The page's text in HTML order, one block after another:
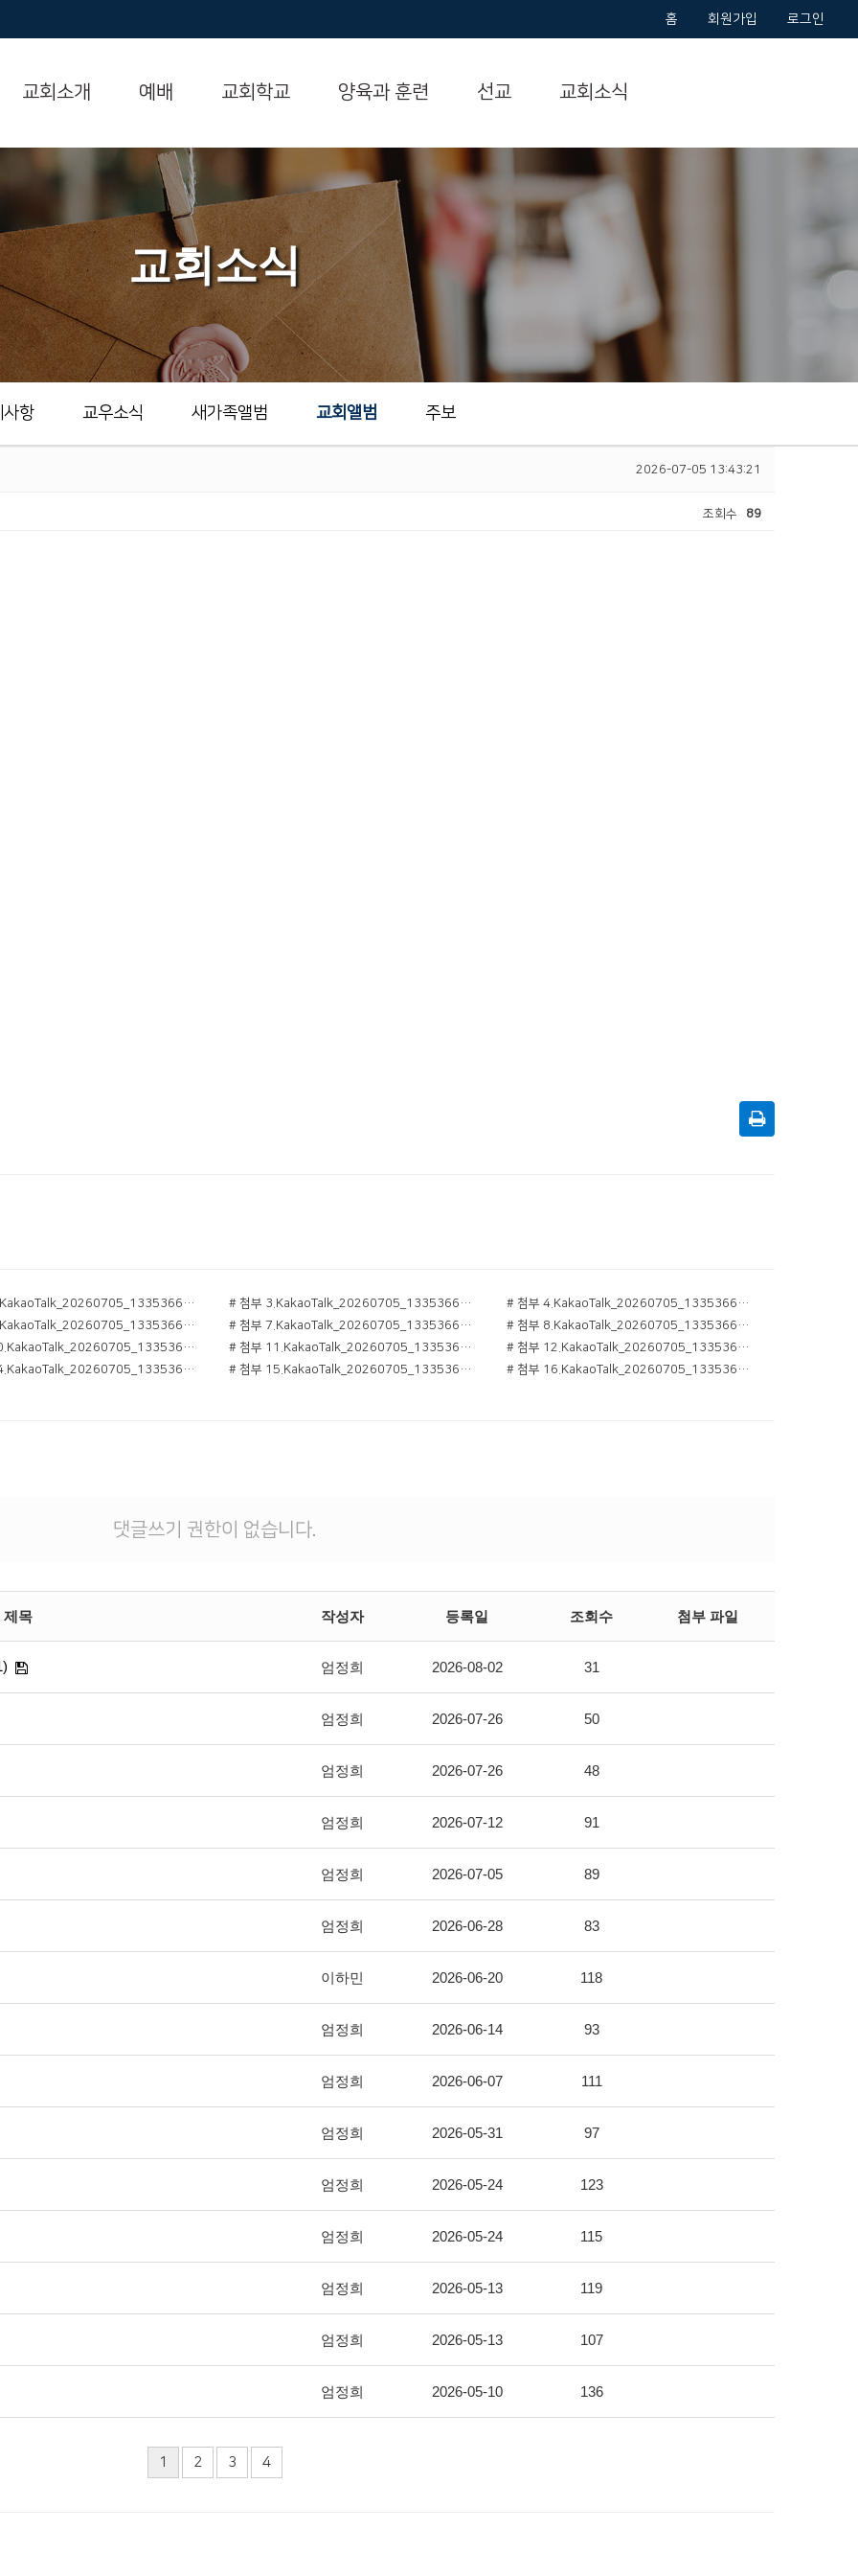
홈 회원가입 로그인
교회소개 예배 교회학교 양육과 훈련 선교 교회소식
교회소식
사항 교우소식 새가족앨범 교회앨범 주보
2026-07-05 13:43:21
조회수 89
# 첨부 2.KakaoTalk_20260705_133536684_02.jpg # 첨부 3.KakaoTalk_20260705_133536684_03.jpg
# 첨부 4.KakaoTalk_20260705_133536684_04.jpg
# 첨부 6.KakaoTalk_20260705_133536684_06.jpg
# 첨부 7.KakaoTalk_20260705_133536684_07.jpg
# 첨부 8.KakaoTalk_20260705_133536684_08.jpg
# 첨부 10.KakaoTalk_20260705_133536684_10.jpg
# 첨부 11.KakaoTalk_20260705_133536684_11.jpg
# 첨부 12.KakaoTalk_20260705_133536684_12.jpg
# 첨부 14.KakaoTalk_20260705_133536684_14.jpg
# 첨부 15.KakaoTalk_20260705_133536684_15.jpg # 첨부 16.KakaoTalk_20260705_133536684_16.jpg
댓글쓰기 권한이 없습니다.
제목 작성자 등록일 조회수 첨부 파일
엄정희 2026-08-02 31
엄정희 2026-07-26 50
엄정희 2026-07-26 48
엄정희 2026-07-12 91
엄정희 2026-07-05 89
엄정희 2026-06-28 83
이하민 2026-06-20 118
엄정희 2026-06-14 93
엄정희 2026-06-07 111
엄정희 2026-05-31 97
엄정희 2026-05-24 123
엄정희 2026-05-24 115
엄정희 2026-05-13 119
엄정희 2026-05-13 107
엄정희 2026-05-10 136
1 2 3 4